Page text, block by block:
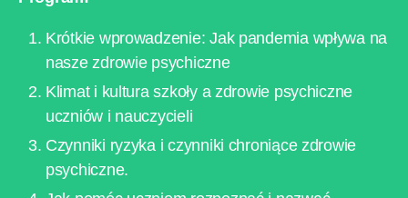
Krótkie wprowadzenie: Jak pandemia wpływa na
nasze zdrowie psychiczne
Klimat i kultura szkoły a zdrowie psychiczne
uczniów i nauczycieli
Czynniki ryzyka i czynniki chroniące zdrowie
psychiczne.